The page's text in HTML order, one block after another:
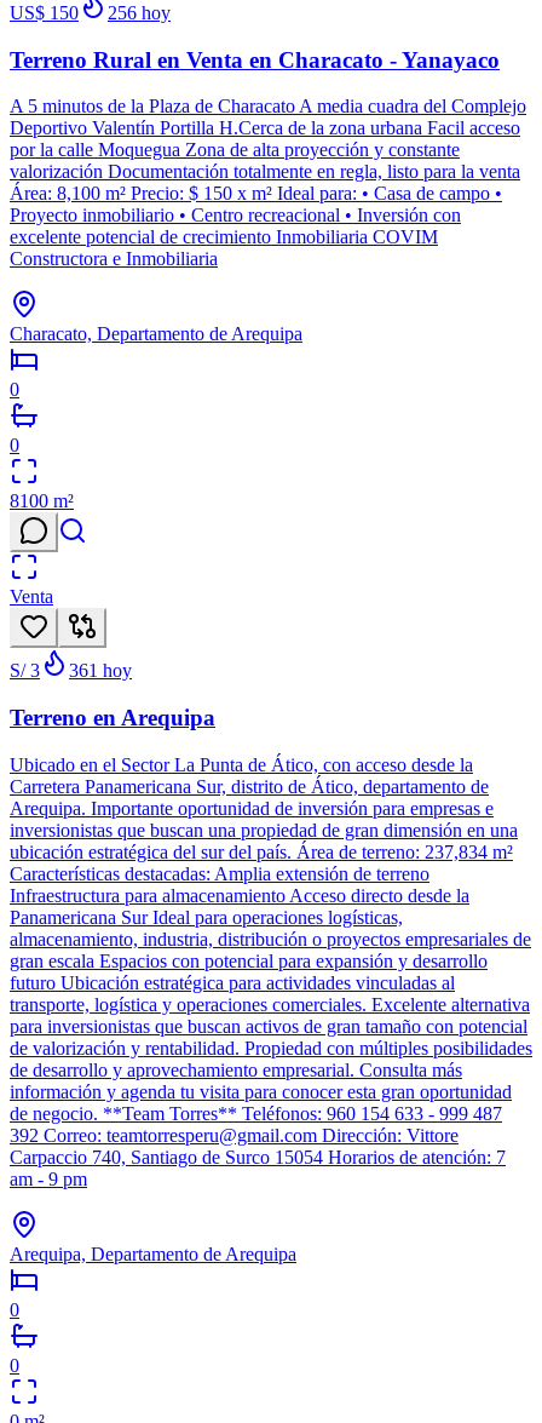
US$ 150 256 hoy
Terreno Rural en Venta en Characato - Yanayaco
A 5 minutos de la Plaza de Characato A media cuadra del Complejo
Deportivo Valentín Portilla H.Cerca de la zona urbana Facil acceso
por la calle Moquegua Zona de alta proyección y constante
valorización Documentación totalmente en regla, listo para la venta
Área: 8,100 m² Precio: $ 150 x m² Ideal para: • Casa de campo •
Proyecto inmobiliario • Centro recreacional • Inversión con
excelente potencial de crecimiento Inmobiliaria COVIM
Constructora e Inmobiliaria
Characato, Departamento de Arequipa
0
0
8100 m²
Venta
S/ 3 361 hoy
Terreno en Arequipa
Ubicado en el Sector La Punta de Ático, con acceso desde la
Carretera Panamericana Sur, distrito de Ático, departamento de
Arequipa. Importante oportunidad de inversión para empresas e
inversionistas que buscan una propiedad de gran dimensión en una
ubicación estratégica del sur del país. Área de terreno: 237,834 m²
Características destacadas: Amplia extensión de terreno
Infraestructura para almacenamiento Acceso directo desde la
Panamericana Sur Ideal para operaciones logísticas,
almacenamiento, industria, distribución o proyectos empresariales de
gran escala Espacios con potencial para expansión y desarrollo
futuro Ubicación estratégica para actividades vinculadas al
transporte, logística y operaciones comerciales. Excelente alternativa
para inversionistas que buscan activos de gran tamaño con potencial
de valorización y rentabilidad. Propiedad con múltiples posibilidades
de desarrollo y aprovechamiento empresarial. Consulta más
información y agenda tu visita para conocer esta gran oportunidad
de negocio. **Team Torres** Teléfonos: 960 154 633 - 999 487
392 Correo: teamtorresperu@gmail.com Dirección: Vittore
Carpaccio 740, Santiago de Surco 15054 Horarios de atención: 7
am - 9 pm
Arequipa, Departamento de Arequipa
0
0